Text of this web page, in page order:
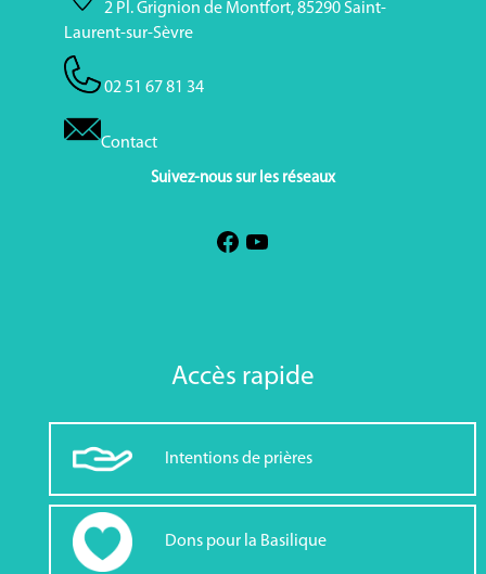
2 Pl. Grignion de Montfort, 85290 Saint-
Laurent-sur-Sèvre
02 51 67 81 34
Contact
Suivez-nous sur les réseaux
Accès rapide
Intentions de prières
Dons pour la Basilique